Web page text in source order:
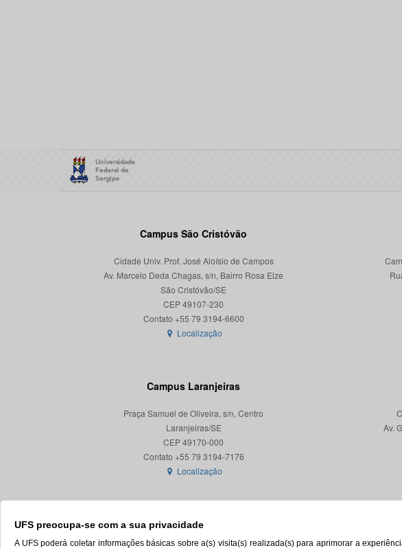
UFS preocupa-se com a sua privacidade
A UFS poderá coletar informações básicas sobre a(s) visita(s) realizada(s) para aprimorar a
Campus São Cristóvão
Cidade Univ. Prof. José Aloísio de Campos
Av. Marcelo Deda Chagas, s/n, Bairro Rosa Elze
São Cristóvão/SE
CEP 49107-230
Localização
Campus Laranjeiras
Praça Samuel de Oliveira, s/n, Centro
Laranjeiras/SE
CEP 49170-000
Localização
Av.